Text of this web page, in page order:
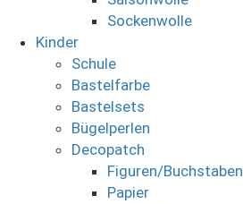
Sockenwolle
Kinder
Schule
Bastelfarbe
Bastelsets
Bügelperlen
Decopatch
Figuren/Buchstaben
Papier